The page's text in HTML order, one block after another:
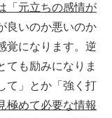
「元立ちの感情が
良いのか悪いのか
覚になります。逆
ても励みになりま
て」とか「強く打
極めて必要な情報